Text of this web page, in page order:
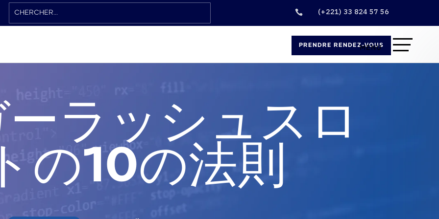
 (+221) 33 824 57 56
PRENDRE RENDEZ-VOUS
ラッシュスロ
の10の法則